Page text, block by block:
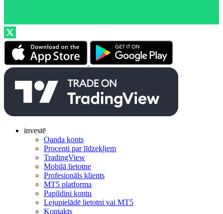
investē
Oanda konts
Procenti par līdzekļiem
TradingView
Mobilā lietotne
Profesionāls klients
MT5 platforma
Papildini kontu
Lejupielādē lietotni vai MT5
Kontakts